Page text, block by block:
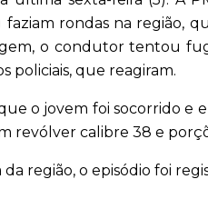
rondas na região,
o condutor tentou
policiais, que reagiram.
o jovem foi socorrido e
revólver calibre 38 e
região, o episódio foi